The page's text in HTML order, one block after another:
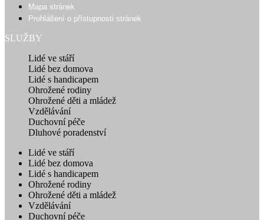
Mapa stránek
Prohlášení o přístupnosti stránek
SLUŽBY
Lidé ve stáří
Lidé bez domova
Lidé s handicapem
Ohrožené rodiny
Ohrožené děti a mládež
Vzdělávání
Duchovní péče
Dluhové poradenství
Lidé ve stáří
Lidé bez domova
Lidé s handicapem
Ohrožené rodiny
Ohrožené děti a mládež
Vzdělávání
Duchovní péče